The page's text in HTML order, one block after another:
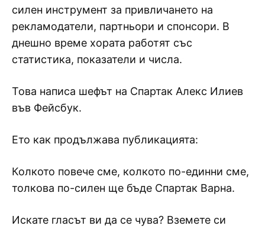
силен инструмент за привличането на
рекламодатели, партньори и спонсори. В
днешно време хората работят със
статистика, показатели и числа.
Това написа шефът на Спартак Алекс Илиев
във Фейсбук.
Ето как продължава публикацията:
Колкото повече сме, колкото по-единни сме,
толкова по-силен ще бъде Спартак Варна.
Искате гласът ви да се чува? Вземете си